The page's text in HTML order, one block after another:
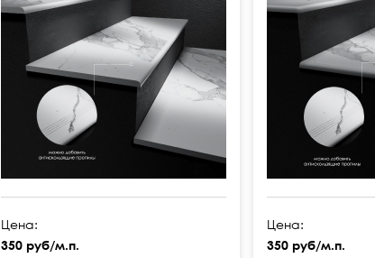
Цена:
350 руб/м.п.
Цена:
350 руб/м.п.